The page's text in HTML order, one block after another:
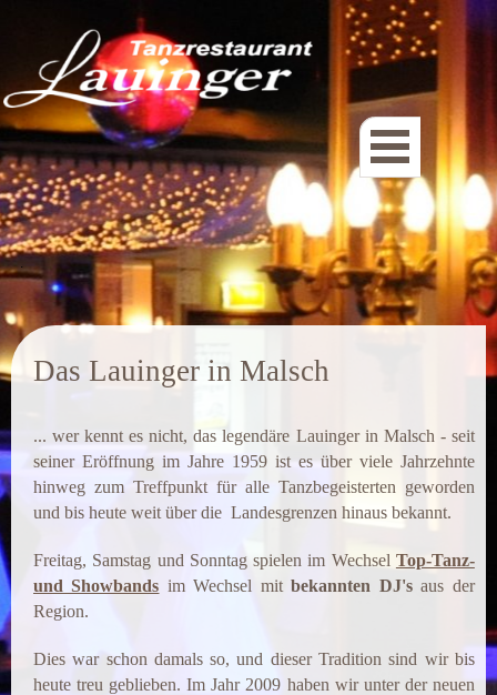
.
Das Lauinger in Malsch
... wer kennt es nicht, das legendäre Lauinger in Malsch - seit
seiner Eröffnung im Jahre 1959 ist es über viele Jahrzehnte
hinweg zum Treffpunkt für alle Tanzbegeisterten geworden
und bis heute weit über die Landesgrenzen hinaus bekannt.
Freitag, Samstag und Sonntag spielen im Wechsel Top-Tanz-
und Showbands im Wechsel mitbekannten DJ'saus der
Region.
Dies war schon damals so, und dieser Tradition sind wir bis
heute treu geblieben. Im Jahr 2009 haben wir unter der neuen